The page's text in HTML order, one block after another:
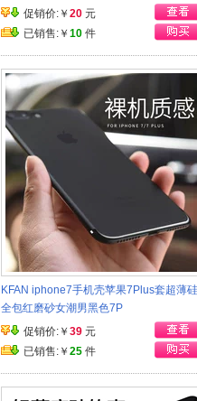
促销价:￥ 20 元
已销售:￥ 10 件
KFAN iphone7手机壳苹果7Plus套超薄
全包红磨砂女潮男黑色7P
促销价:￥ 39 元
已销售:￥ 25 件